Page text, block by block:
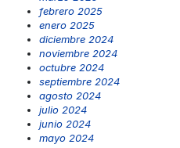
febrero 2025
enero 2025
diciembre 2024
noviembre 2024
octubre 2024
septiembre 2024
agosto 2024
julio 2024
junio 2024
mayo 2024